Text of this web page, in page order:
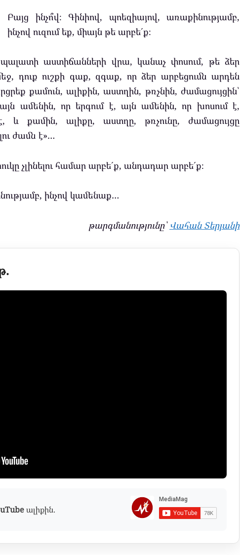
Բայց ինչո՞վ։ Գինիով, պոեզիայով, առաքինությամբ,
ինչով ուզում եք, միայն թե արբե´ք։
աստիճանների վրա, կանաչ փոսում, թե ձեր
դուք ուշքի գաք, զգաք, որ ձեր արբեցումն արդեն
քամուն, ալիքին, աստղին, թռչնին, ժամացույցին՝
ամենին, որ երգում է, այն ամենին, որ խոսում է,
և քամին, ալիքը, աստղը, թռչունը, ժամացույցը
ժամն է»…
չլինելու համար արբե´ք, անդադար արբե´ք։
ինչով կամենաք…
թարգմանությունը՝ Վահան Տերյանի
ալիքին.